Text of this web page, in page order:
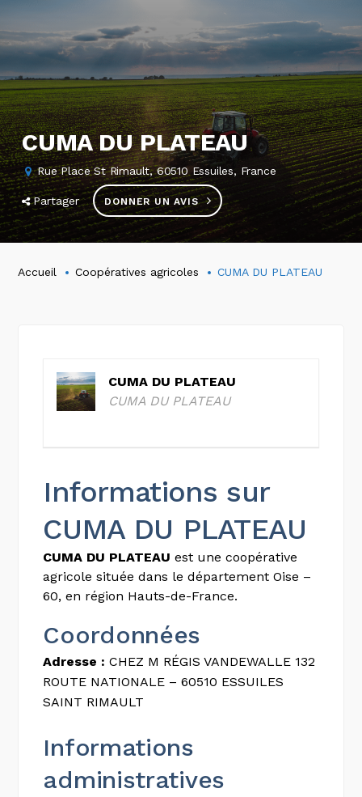
CUMA DU PLATEAU
Rue Place St Rimault, 60510 Essuiles, France
Partager DONNER UN AVIS
Accueil Coopératives agricoles CUMA DU PLATEAU
CUMA DU PLATEAU
CUMA DU PLATEAU
Informations sur
CUMA DU PLATEAU
CUMA DU PLATEAU est une coopérative
agricole située dans le département Oise –
60, en région Hauts-de-France.
Coordonnées
Adresse : CHEZ M RÉGIS VANDEWALLE 132
ROUTE NATIONALE – 60510 ESSUILES
SAINT RIMAULT
Informations
administratives